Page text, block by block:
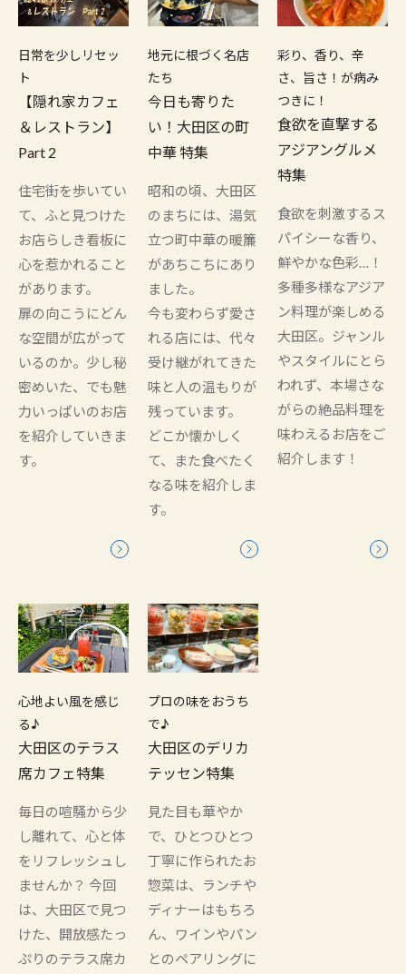
日常を少しリセッ
ト
【隠れ家カフェ
＆レストラン】
Part 2
住宅街を歩いてい
て、ふと見つけた
お店らしき看板に
心を惹かれること
があります。
扉の向こうにどん
な空間が広がって
いるのか。少し秘
密めいた、でも魅
力いっぱいのお店
を紹介していきま
す。
地元に根づく名店
たち
今日も寄りた
い！大田区の町
中華 特集
昭和の頃、大田区
のまちには、湯気
立つ町中華の暖簾
があちこちにあり
ました。
今も変わらず愛さ
れる店には、代々
受け継がれてきた
味と人の温もりが
残っています。
どこか懐かしく
て、また食べたく
なる味を紹介しま
す。
彩り、香り、辛
さ、旨さ！が病み
つきに！
食欲を直撃する
アジアングルメ
特集
食欲を刺激するス
パイシーな香り、
鮮やかな色彩…！
多種多様なアジア
ン料理が楽しめる
大田区。ジャンル
やスタイルにとら
われず、本場さな
がらの絶品料理を
味わえるお店をご
紹介します！
心地よい風を感じ
る♪
大田区のテラス
席カフェ特集
毎日の喧騒から少
し離れて、心と体
をリフレッシュし
ませんか？ 今回
は、大田区で見つ
けた、開放感たっ
ぷりのテラス席カ
プロの味をおうち
で♪
大田区のデリカ
テッセン特集
見た目も華やか
で、ひとつひとつ
丁寧に作られたお
惣菜は、ランチや
ディナーはもちろ
ん、ワインやパン
とのペアリングに